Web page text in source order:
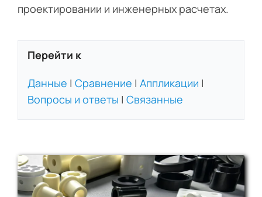
проектировании и инженерных расчетах.
Перейти к
Данные |Сравнение |Аппликации |
Вопросы и ответы |Связанные